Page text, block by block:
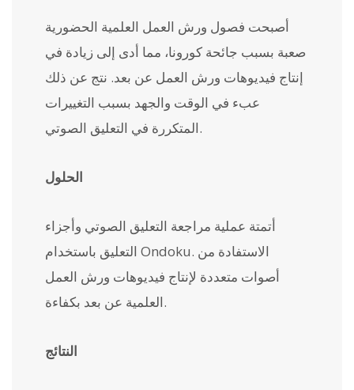
أصبحت فصول ورش العمل العلمية الحضورية
صعبة بسبب جائحة كورونا، مما أدى إلى زيادة في
إنتاج فيديوهات ورش العمل عن بعد. نتج عن ذلك
عبء في الوقت والجهد بسبب التغييرات
المتكررة في التعليق الصوتي.
الحلول
أتمتة عملية مراجعة التعليق الصوتي وأجزاء
التعليق باستخدام Ondoku. الاستفادة من
أصوات متعددة لإنتاج فيديوهات ورش العمل
العلمية عن بعد بكفاءة.
النتائج